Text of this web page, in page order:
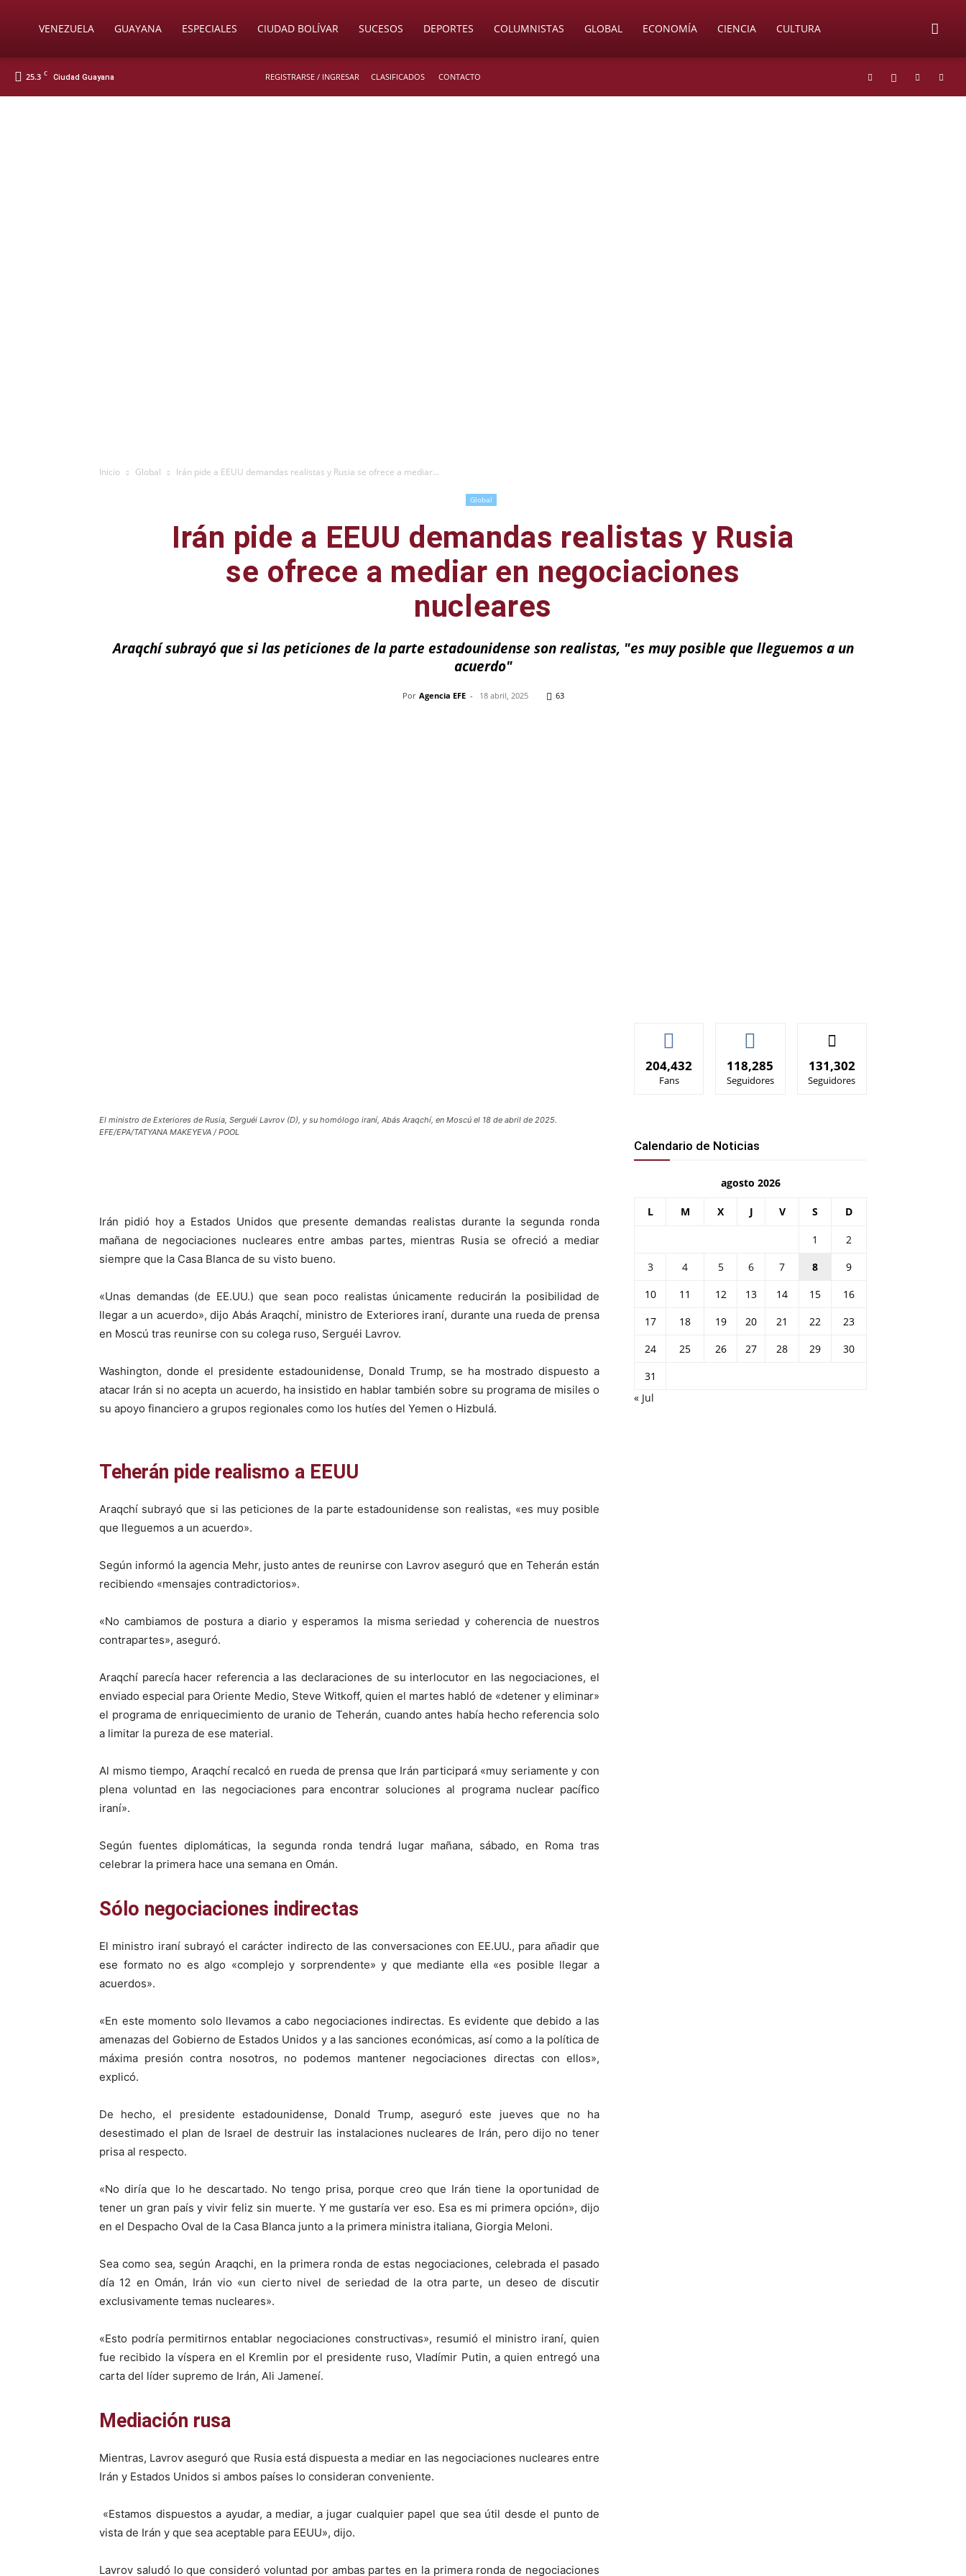
SoyVENEZUELA GUAYANA ESPECIALES CIUDAD BOLÍVAR SUCESOS DEPORTES COLUMNISTAS GLOBAL ECONOMÍA CIENCIA CULTURA
25.3 C Ciudad Guayana REGISTRARSE / INGRESAR CLASIFICADOS CONTACTO
Inicio Global Irán pide a EEUU demandas realistas y Rusia se ofrece a mediar...
Global
Irán pide a EEUU demandas realistas y Rusia
se ofrece a mediar en negociaciones
nucleares
Araqchí subrayó que si las peticiones de la parte estadounidense son realistas, "es muy posible que lleguemos a un
acuerdo"
Por Agencia EFE - 18 abril, 2025 63
El ministro de Exteriores de Rusia, Serguéi Lavrov (D), y su homólogo iraní, Abás Araqchí, en Moscú el 18 de abril de 2025.
EFE/EPA/TATYANA MAKEYEVA / POOL
Irán pidió hoy a Estados Unidos que presente demandas realistas durante la segunda ronda
mañana de negociaciones nucleares entre ambas partes, mientras Rusia se ofreció a mediar
siempre que la Casa Blanca de su visto bueno.
«Unas demandas (de EE.UU.) que sean poco realistas únicamente reducirán la posibilidad de
llegar a un acuerdo», dijo Abás Araqchí, ministro de Exteriores iraní, durante una rueda de prensa
en Moscú tras reunirse con su colega ruso, Serguéi Lavrov.
Washington, donde el presidente estadounidense, Donald Trump, se ha mostrado dispuesto a
atacar Irán si no acepta un acuerdo, ha insistido en hablar también sobre su programa de misiles o
su apoyo financiero a grupos regionales como los hutíes del Yemen o Hizbulá.
Teherán pide realismo a EEUU
Araqchí subrayó que si las peticiones de la parte estadounidense son realistas, «es muy posible
que lleguemos a un acuerdo».
Según informó la agencia Mehr, justo antes de reunirse con Lavrov aseguró que en Teherán están
recibiendo «mensajes contradictorios».
«No cambiamos de postura a diario y esperamos la misma seriedad y coherencia de nuestros
contrapartes», aseguró.
Araqchí parecía hacer referencia a las declaraciones de su interlocutor en las negociaciones, el
enviado especial para Oriente Medio, Steve Witkoff, quien el martes habló de «detener y eliminar»
el programa de enriquecimiento de uranio de Teherán, cuando antes había hecho referencia solo
a limitar la pureza de ese material.
Al mismo tiempo, Araqchí recalcó en rueda de prensa que Irán participará «muy seriamente y con
plena voluntad en las negociaciones para encontrar soluciones al programa nuclear pacífico
iraní».
Según fuentes diplomáticas, la segunda ronda tendrá lugar mañana, sábado, en Roma tras
celebrar la primera hace una semana en Omán.
Sólo negociaciones indirectas
El ministro iraní subrayó el carácter indirecto de las conversaciones con EE.UU., para añadir que
ese formato no es algo «complejo y sorprendente» y que mediante ella «es posible llegar a
acuerdos».
«En este momento solo llevamos a cabo negociaciones indirectas. Es evidente que debido a las
amenazas del Gobierno de Estados Unidos y a las sanciones económicas, así como a la política de
máxima presión contra nosotros, no podemos mantener negociaciones directas con ellos»,
explicó.
De hecho, el presidente estadounidense, Donald Trump, aseguró este jueves que no ha
desestimado el plan de Israel de destruir las instalaciones nucleares de Irán, pero dijo no tener
prisa al respecto.
«No diría que lo he descartado. No tengo prisa, porque creo que Irán tiene la oportunidad de
tener un gran país y vivir feliz sin muerte. Y me gustaría ver eso. Esa es mi primera opción», dijo
en el Despacho Oval de la Casa Blanca junto a la primera ministra italiana, Giorgia Meloni.
Sea como sea, según Araqchi, en la primera ronda de estas negociaciones, celebrada el pasado
día 12 en Omán, Irán vio «un cierto nivel de seriedad de la otra parte, un deseo de discutir
exclusivamente temas nucleares».
«Esto podría permitirnos entablar negociaciones constructivas», resumió el ministro iraní, quien
fue recibido la víspera en el Kremlin por el presidente ruso, Vladímir Putin, a quien entregó una
carta del líder supremo de Irán, Ali Jameneí.
Mediación rusa
Mientras, Lavrov aseguró que Rusia está dispuesta a mediar en las negociaciones nucleares entre
Irán y Estados Unidos si ambos países lo consideran conveniente.
«Estamos dispuestos a ayudar, a mediar, a jugar cualquier papel que sea útil desde el punto de
vista de Irán y que sea aceptable para EEUU», dijo.
Lavrov saludó lo que consideró voluntad por ambas partes en la primera ronda de negociaciones
204,432
Fans
118,285
Seguidores
131,302
Seguidores
Calendario de Noticias
agosto 2026
L M X J V S D
1
2
3
4 5 6 7 8
9
10
11 12 13 14 15
16
17
18 19 20 21 22
23
24
25 26 27 28 29
30
31
« Jul